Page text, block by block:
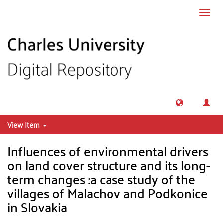
View Item
Influences of environmental drivers
on land cover structure and its long-
term changes :a case study of the
villages of Malachov and Podkonice
in Slovakia